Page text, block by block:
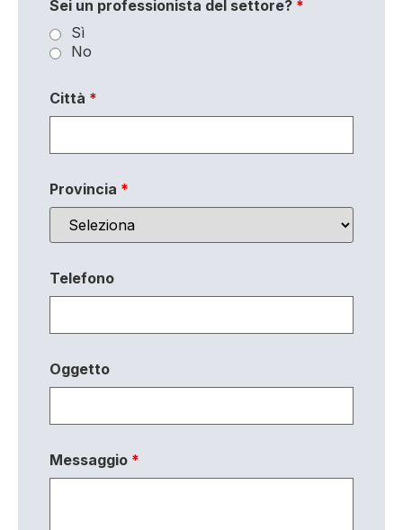
Sei un professionista del settore? *
Sì
No
Città *
Provincia *
Telefono
Oggetto
Messaggio *